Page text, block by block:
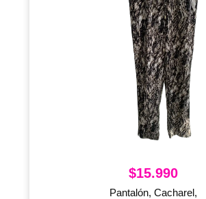
$15.990
Pantalón, Cacharel,